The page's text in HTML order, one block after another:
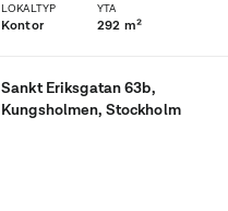
LOKALTYP
Kontor
YTA
292 m²
Sankt Eriksgatan 63b,
Kungsholmen, Stockholm